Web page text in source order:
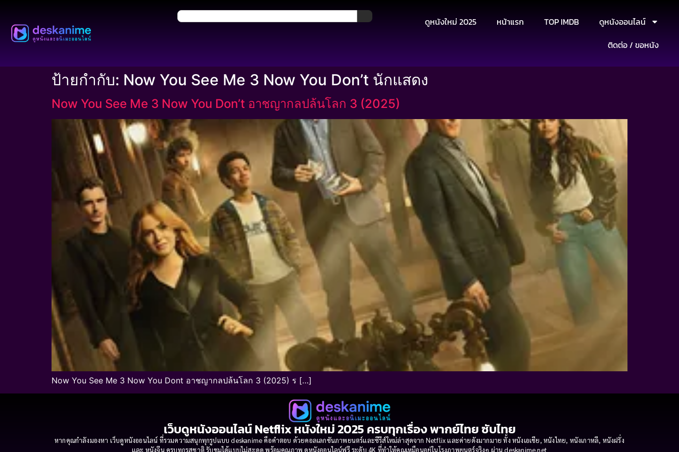
ดูหนังใหม่ 2025 หน้าแรก TOP IMDB
ดูหนังออนไลน์
ติดต่อ / ขอหนัง
ป้ายกำกับ: Now You See Me 3 Now You Don’t นักแสดง
Now You See Me 3 Now You Don’t อาชญากลปล้นโลก 3 (2025)
Now You See Me 3 Now You Dont อาชญากลปล้นโลก 3 (2025) ร […]
เว็บดูหนังออนไลน์ Netflix หนังใหม่ 2025 ครบทุกเรื่อง พากย์ไทย ซับไทย
หากคุณกำลังมองหา เว็บดูหนังออนไลน์ ที่รวมความสนุกทุกรูปแบบ deskanime คือคำตอบ ด้วยคอลเลกชันภาพยนตร์และซีรีส์ใหม่ล่าสุดจาก Netflix และค่ายดังมากมาย ทั้ง หนังเอเชีย, หนังไทย, หนังเกาหลี, หนังฝรั่ง
และ หนังจีน ครบทุกรสชาติ รับชมได้แบบไม่สะดุด พร้อมคุณภาพ ดูหนังออนไลน์ฟรี ระดับ 4K ที่ทำให้คุณเหมือนอยู่ในโรงภาพยนตร์จริงๆ ผ่าน deskanime.net